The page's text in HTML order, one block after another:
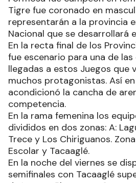
Tigre fue coronado en
representarán a la provincia
Nacional que se desarrollará
En la recta final de los
fue escenario para una de
llegadas a estos Juegos que
muchos protagonistas. Así
acondicionó la cancha de
competencia.
En la rama femenina los
divididos en dos zonas: A:
Trece y Los Chiriguanos.
Escolar y Tacaaglé.
En la noche del viernes se
semifinales con Tacaaglé